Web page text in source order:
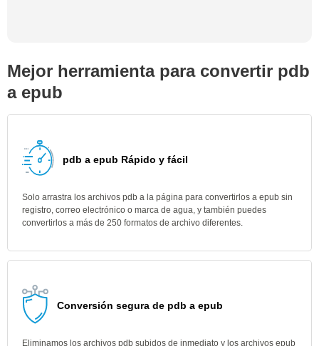
Mejor herramienta para convertir pdb
a epub
pdb a epub Rápido y fácil
Solo arrastra los archivos pdb a la página para convertirlos a epub sin
registro, correo electrónico o marca de agua, y también puedes
convertirlos a más de 250 formatos de archivo diferentes.
Conversión segura de pdb a epub
Eliminamos los archivos pdb subidos de inmediato y los archivos epub